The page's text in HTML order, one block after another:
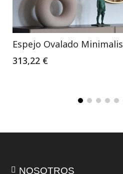
Espejo Ovalado
313,22 €
NOSOTROS